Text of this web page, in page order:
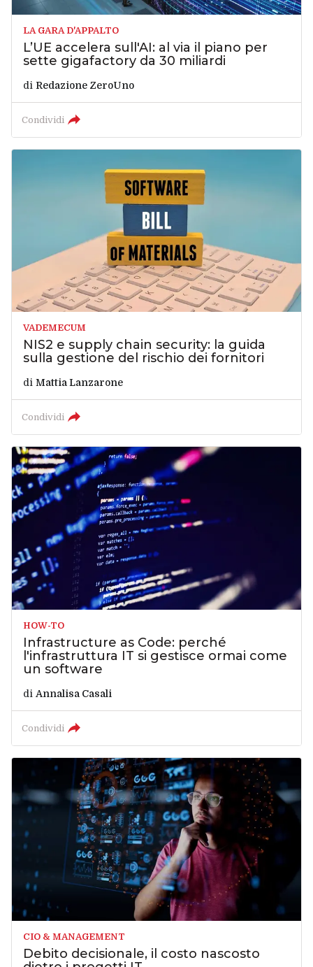
LA GARA D'APPALTO
L’UE accelera sull'AI: al via il piano per
sette gigafactory da 30 miliardi
di Redazione ZeroUno
Condividi
VADEMECUM
NIS2 e supply chain security: la guida
sulla gestione del rischio dei fornitori
di Mattia Lanzarone
Condividi
HOW-TO
Infrastructure as Code: perché
l'infrastruttura IT si gestisce ormai come
un software
di Annalisa Casali
Condividi
CIO & MANAGEMENT
Debito decisionale, il costo nascosto